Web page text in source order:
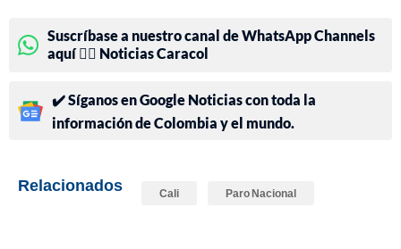
Suscríbase a nuestro canal de WhatsApp Channels
aquí 👉🏻 Noticias Caracol
✔️ Síganos en Google Noticias con toda la
información de Colombia y el mundo.
Relacionados Cali Paro Nacional